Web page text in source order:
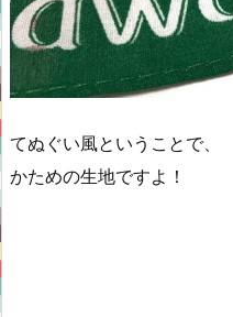
てぬぐい風ということで、
かための生地ですよ！